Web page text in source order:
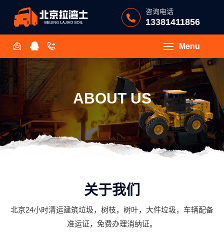
咨询电话
13381411856
Menu
ABOUT US
关于我们
北京24小时清运建筑垃圾，树枝，树叶，大件垃圾，车辆配备
准运证，免费办理消纳证。